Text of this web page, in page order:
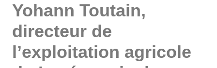
Yohann Toutain,
directeur de
l’exploitation agricole